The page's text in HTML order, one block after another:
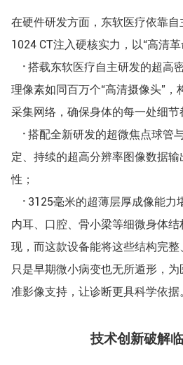
在硬件研发方面，东软医疗依靠自
1024 CT注入硬核实力，以“高清
· 搭载东软医疗自主研发的超高
理像素如同百万个“高清摄像头”
采集网络，确保身体的每一处细节
· 搭配全新研发的超微焦点球管
定、持续的超高分辨率图像数据
性；
· 3125毫米的超薄层厚成像能力
内耳、口腔、骨小梁等细微身体
现，而这款设备能将这些结构完
只是早期微小病变也无所遁形，为
准影像支持，让诊断更具科学依据
技术创新破解